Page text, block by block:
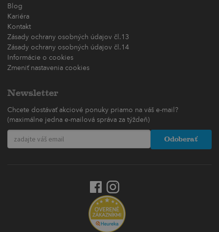
Blog
Kariéra
Kontakt
Zásady ochrany osobných údajov čl.13
Zásady ochrany osobných údajov čl.14
Informácie o cookies
Zmeniť nastavenia cookies
Newsletter
Chcete dostávať akciové ponuky priamo na váš e-mail?
(maximálne jedna e-mailová správa za týždeň)
Odoberať